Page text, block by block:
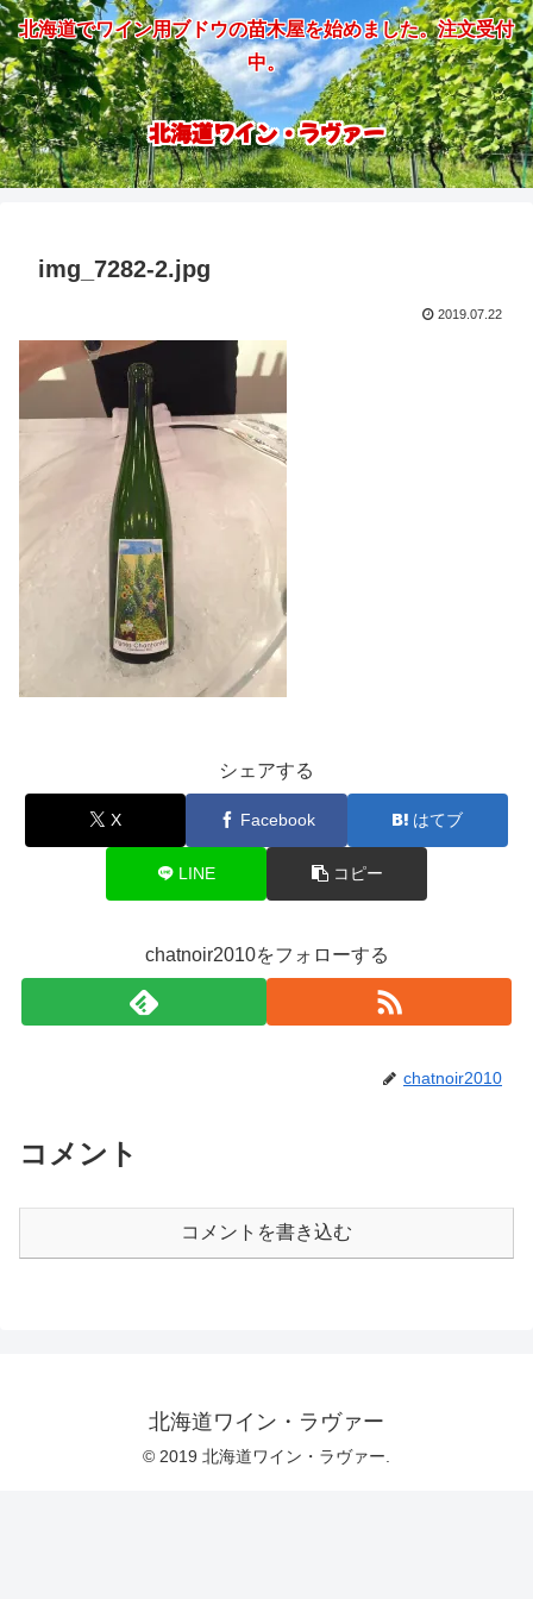
北海道でワイン用ブドウの苗木屋を始めました。注文受付
中。
北海道ワイン・ラヴァー
img_7282-2.jpg
2019.07.22
シェアする
X Facebook はてブ
LINE コピー
chatnoir2010をフォローする
chatnoir2010
コメント
コメントを書き込む
北海道ワイン・ラヴァー
© 2019 北海道ワイン・ラヴァー.